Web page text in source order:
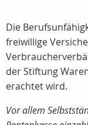
Die
freiwillige
der Stiftung
erachtet wird.
Vor allem